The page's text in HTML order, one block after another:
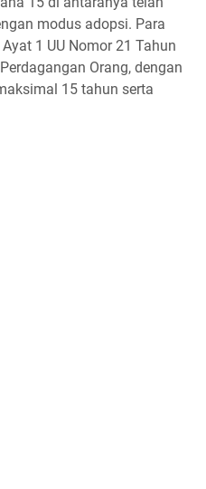
modus adopsi. Para
1 UU Nomor 21 Tahun
Orang, dengan
15 tahun serta